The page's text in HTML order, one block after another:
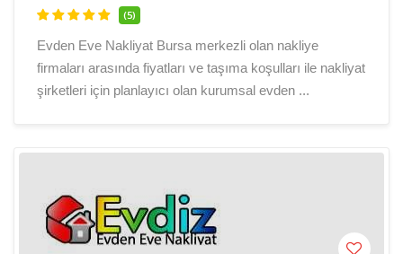
(5)
Evden Eve Nakliyat Bursa merkezli olan nakliye
firmaları arasında fiyatları ve taşıma koşulları ile nakliyat
şirketleri için planlayıcı olan kurumsal evden ...